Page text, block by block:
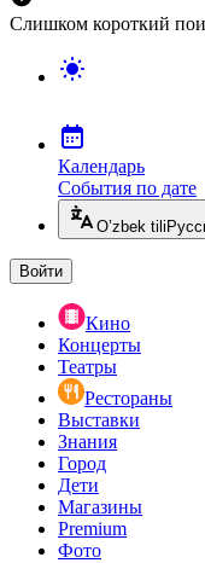
Слишком короткий
Календарь
События по дате
O’zbek tili
Войти
Кино
Концерты
Театры
Рестораны
Выставки
Знания
Город
Дети
Магазины
Premium
Фото